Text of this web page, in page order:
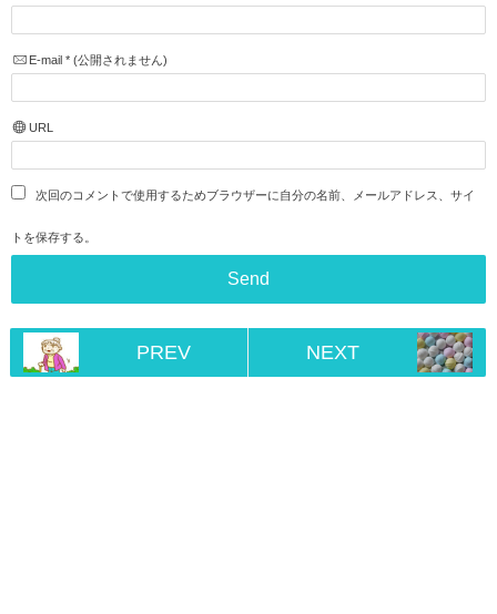
E-mail *(公開されません)
URL
次回のコメントで使用するためブラウザーに自分の名前、メールアドレス、サイ
トを保存する。
PREV NEXT